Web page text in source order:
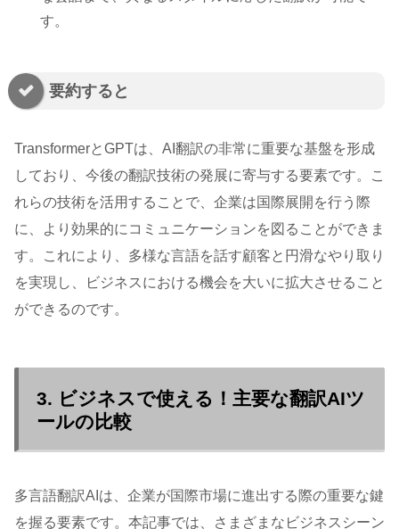
す。
要約すると
TransformerとGPTは、AI翻訳の非常に重要な基盤を形成
しており、今後の翻訳技術の発展に寄与する要素です。こ
れらの技術を活用することで、企業は国際展開を行う際
に、より効果的にコミュニケーションを図ることができま
す。これにより、多様な言語を話す顧客と円滑なやり取り
を実現し、ビジネスにおける機会を大いに拡大させること
ができるのです。
3. ビジネスで使える！主要な翻訳AIツ
ールの比較
多言語翻訳AIは、企業が国際市場に進出する際の重要な鍵
を握る要素です。本記事では、さまざまなビジネスシーン